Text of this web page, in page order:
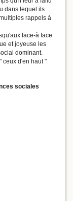
dans lequel ils
rappels à
face-à face
et joyeuse les
dominant.
ceux d'en haut "
sociales